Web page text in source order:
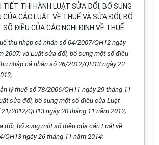
TIẾT THI HÀNH LUẬT SỬA ĐỔI, BỔ SUNG
CỦA CÁC LUẬT VỀ THUẾ VÀ SỬA ĐỔI, BỔ
SỐ ĐIỀU CỦA CÁC NGHỊ ĐỊNH VỀ THUẾ
thu nhập cá nhân số 04/2007/QH12 ngày
2007; và Luật sửa đổi, bổ sung một số điều
nhập cá nhân số 26/2012/QH13 ngày 22
lý thuế số 78/2006/QH11 ngày 29 tháng 11
sửa đổi, bổ sung một số điều của Luật
2012/QH13 ngày 20 tháng 11 năm 2012;
đổi, bổ sung một số điều của các Luật về
QH13 ngày 26 tháng 11 năm 2014;